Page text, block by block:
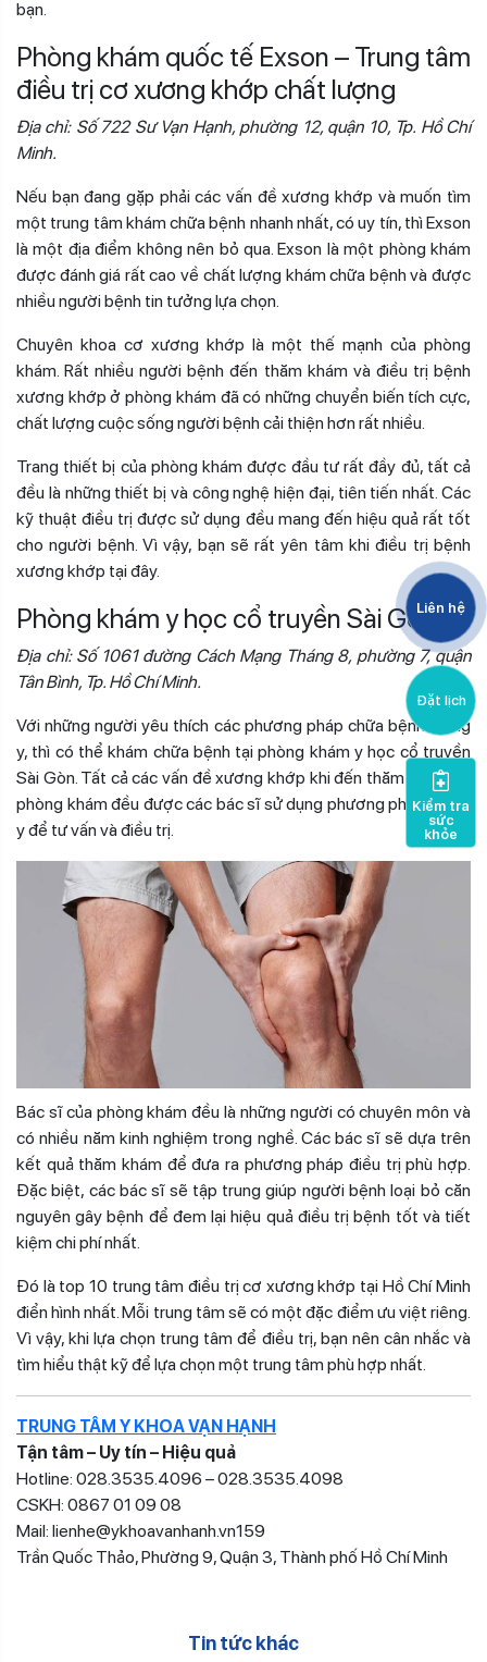
bạn.
Phòng khám quốc tế Exson – Trung tâm
điều trị cơ xương khớp chất lượng
Địa chỉ: Số 722 Sư Vạn Hạnh, phường 12, quận 10, Tp. Hồ Chí
Minh.
Nếu bạn đang gặp phải các vấn đề xương khớp và muốn tìm
một trung tâm khám chữa bệnh nhanh nhất, có uy tín, thì Exson
là một địa điểm không nên bỏ qua. Exson là một phòng khám
được đánh giá rất cao về chất lượng khám chữa bệnh và được
nhiều người bệnh tin tưởng lựa chọn.
Chuyên khoa cơ xương khớp là một thế mạnh của phòng
khám. Rất nhiều người bệnh đến thăm khám và điều trị bệnh
xương khớp ở phòng khám đã có những chuyển biến tích cực,
chất lượng cuộc sống người bệnh cải thiện hơn rất nhiều.
Trang thiết bị của phòng khám được đầu tư rất đầy đủ, tất cả
đều là những thiết bị và công nghệ hiện đại, tiên tiến nhất. Các
kỹ thuật điều trị được sử dụng đều mang đến hiệu quả rất tốt
cho người bệnh. Vì vậy, bạn sẽ rất yên tâm khi điều trị bệnh
xương khớp tại đây.
Phòng khám y học cổ truyền Sài Gòn
Địa chỉ: Số 1061 đường Cách Mạng Tháng 8, phường 7, quận
Tân Bình, Tp. Hồ Chí Minh.
Với những người yêu thích các phương pháp chữa bệnh Đông
y, thì có thể khám chữa bệnh tại phòng khám y học cổ truyền
Sài Gòn. Tất cả các vấn đề xương khớp khi đến thăm khám tại
phòng khám đều được các bác sĩ sử dụng phương pháp Đông
y để tư vấn và điều trị.
Bác sĩ của phòng khám đều là những người có chuyên môn và
có nhiều năm kinh nghiệm trong nghề. Các bác sĩ sẽ dựa trên
kết quả thăm khám để đưa ra phương pháp điều trị phù hợp.
Đặc biệt, các bác sĩ sẽ tập trung giúp người bệnh loại bỏ căn
nguyên gây bệnh để đem lại hiệu quả điều trị bệnh tốt và tiết
kiệm chi phí nhất.
Đó là top 10 trung tâm điều trị cơ xương khớp tại Hồ Chí Minh
điển hình nhất. Mỗi trung tâm sẽ có một đặc điểm ưu việt riêng.
Vì vậy, khi lựa chọn trung tâm để điều trị, bạn nên cân nhắc và
tìm hiểu thật kỹ để lựa chọn một trung tâm phù hợp nhất.
TRUNG TÂM Y KHOA VẠN HẠNH
Tận tâm – Uy tín – Hiệu quả
Hotline: 028.3535.4096 – 028.3535.4098
CSKH: 0867 01 09 08
Mail: lienhe@ykhoavanhanh.vn159
Trần Quốc Thảo, Phường 9, Quận 3, Thành phố Hồ Chí Minh
Tin tức khác
Liên hệ
Đặt lịch
Kiểm tra
sức
khỏe